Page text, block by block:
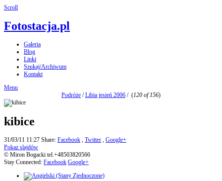
Scroll
Fotostacja.pl
Galeria
Blog
Linki
Szukaj/Archiwum
Kontakt
Menu
Podróże /Libia jesień 2006 / (120 of 156)
kibice
31/03/11 11:27 Share: Facebook , Twitter , Google+
Pokaz slajdów
© Miron Bogacki tel.+48503820566
Stay Connected: Facebook Google+